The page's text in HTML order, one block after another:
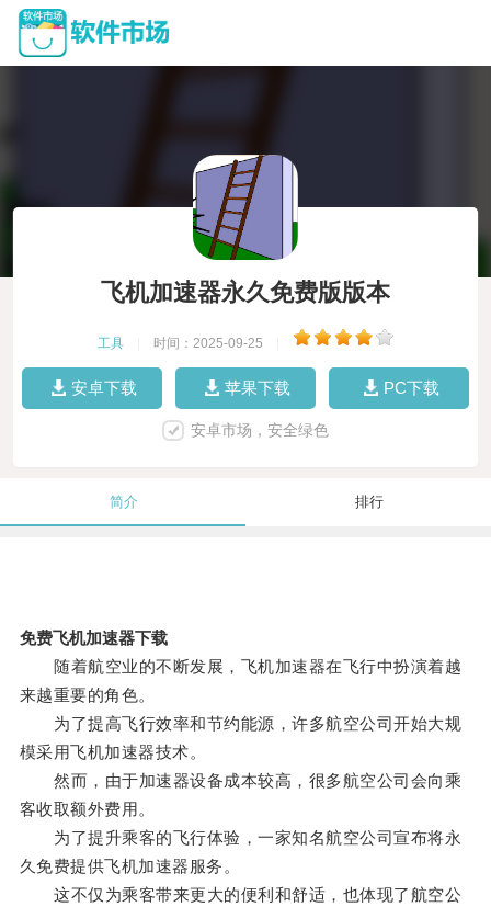
飞机加速器永久免费版版本
工具 时间：2025-09-25
安卓下载 苹果下载 PC下载
安卓市场，安全绿色
简介 排行
免费飞机加速器下载
随着航空业的不断发展，飞机加速器在飞行中扮演着越
来越重要的角色。
为了提高飞行效率和节约能源，许多航空公司开始大规
模采用飞机加速器技术。
然而，由于加速器设备成本较高，很多航空公司会向乘
客收取额外费用。
为了提升乘客的飞行体验，一家知名航空公司宣布将永
久免费提供飞机加速器服务。
这不仅为乘客带来更大的便利和舒适，也体现了航空公